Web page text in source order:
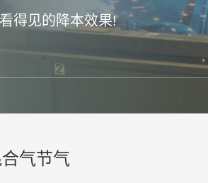
得见的降本效果!
气节气